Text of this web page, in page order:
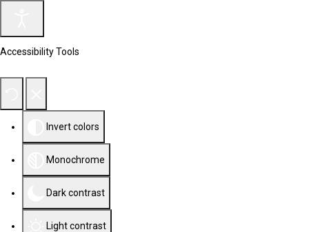
Accessibility Tools
Invert colors
Monochrome
Dark contrast
Light contrast